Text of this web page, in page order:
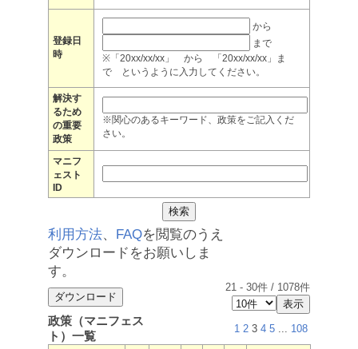
登録日
時
から
まで
※「20xx/xx/xx」 から 「20xx/xx/xx」ま
で というように入力してください。
解決す
るため
の重要
政策
※関心のあるキーワード、政策をご記入くだ
さい。
マニフ
ェスト
ID
利用方法、 FAQを閲覧のうえ
ダウンロードをお願いしま
す。
21 - 30件 / 1078件
政策（マニフェス
ト）一覧
1 2 3 4 5 ... 108